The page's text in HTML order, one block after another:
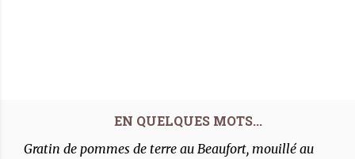
Gratin de pommes de terre au Beaufort, mouillé au